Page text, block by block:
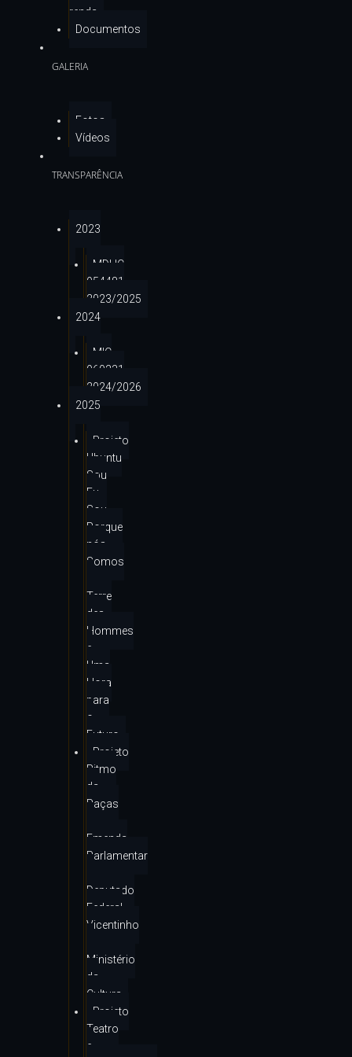
renda
Documentos
GALERIA
Fotos
Vídeos
TRANSPARÊNCIA
2023
MDHC
954481
2023/2025
2024
MIC
960231
2024/2026
2025
Projeto
Ubuntu
Sou
Eu
Sou
Porque
nós
Somos
Terre
des
Hommes
e
Uma
Hora
para
o
Futuro
Projeto
Ritmo
da
Raças
Emenda
Parlamentar
Deputado
Federal
Vicentinho
Ministério
da
Cultura
Projeto
Teatro
e